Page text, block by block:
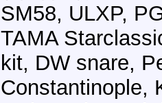
SM58, ULXP,
TAMA
kit, DW snare,
Constantinople,